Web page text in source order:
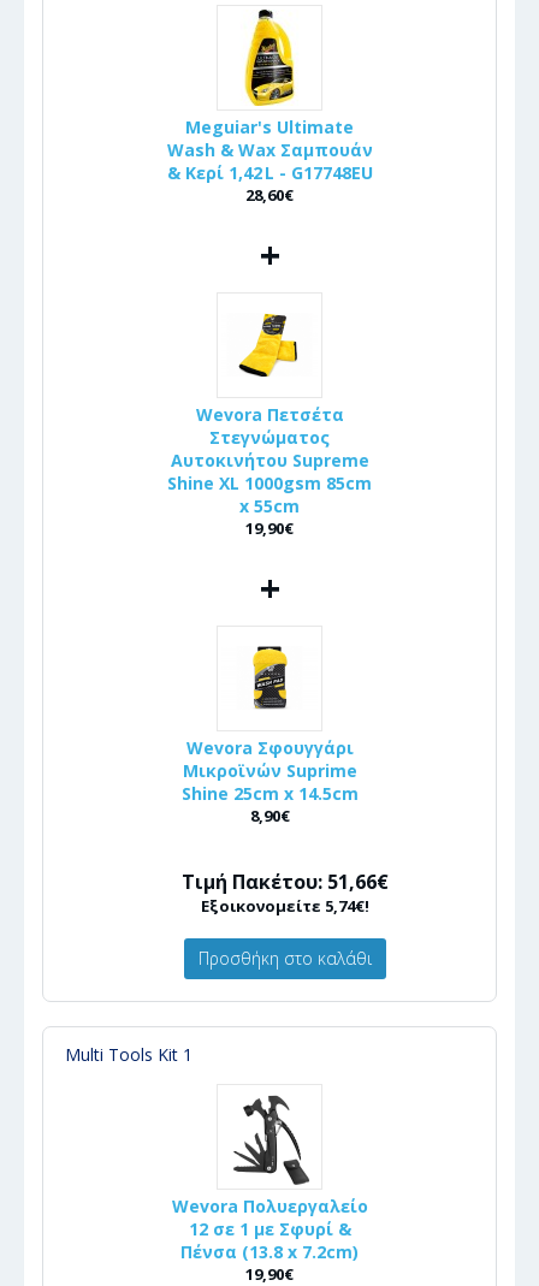
Meguiar's Ultimate
Wash & Wax Σαμπουάν
& Κερί 1,42 L - G17748EU
28,60€
+
Wevora Πετσέτα
Στεγνώματος
Αυτοκινήτου Supreme
Shine XL 1000gsm 85cm
x 55cm
19,90€
+
Wevora Σφουγγάρι
Μικροϊνών Suprime
Shine 25cm x 14.5cm
8,90€
Τιμή Πακέτου: 51,66€
Εξοικονομείτε 5,74€!
Προσθήκη στο καλάθι
Multi Tools Kit 1
Wevora Πολυεργαλείο
12 σε 1 με Σφυρί &
Πένσα (13.8 x 7.2cm)
19,90€